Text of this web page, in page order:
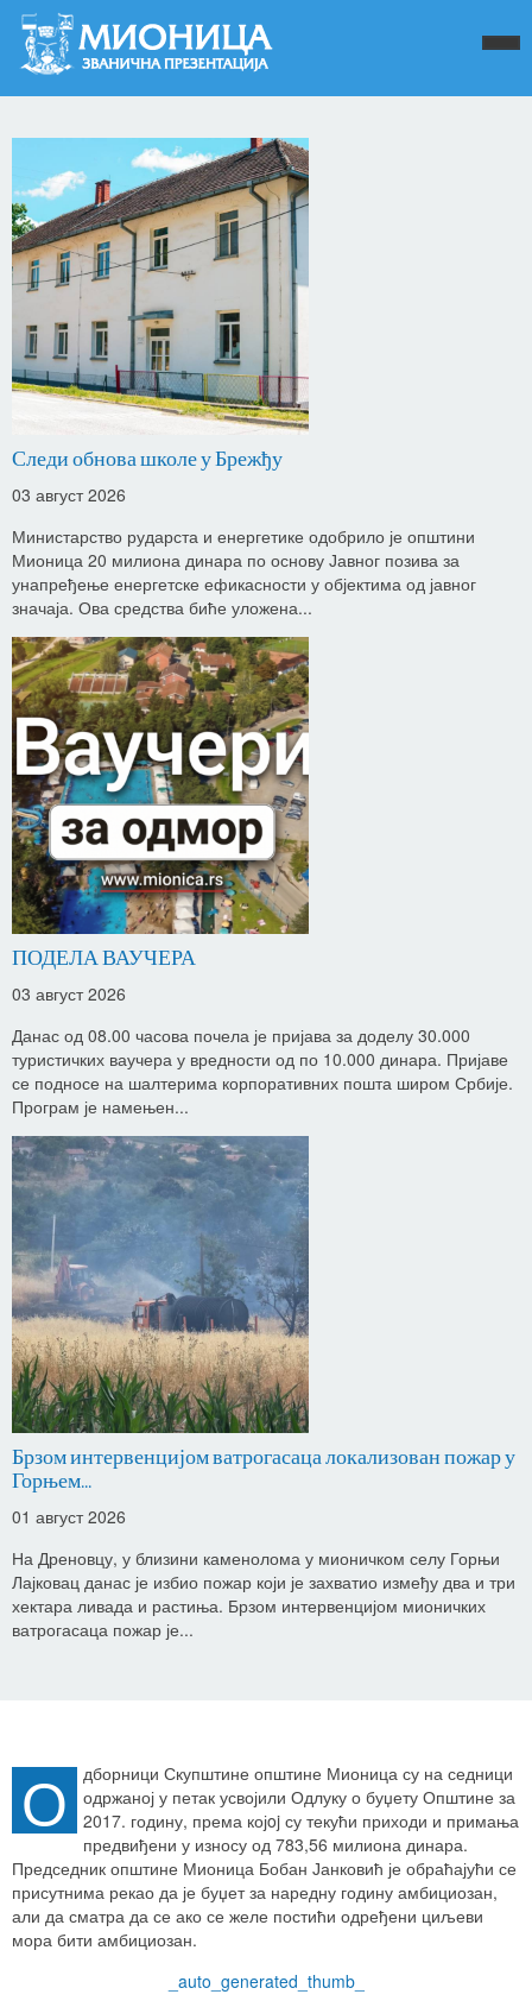
Следи обнова школе у Брежђу
03 август 2026
Министарство рударста и енергетике одобрило је општини
Мионица 20 милиона динара по основу Јавног позива за
унапређење енергетске ефикасности у објектима од јавног
значаја. Ова средства биће уложена...
ПОДЕЛА ВАУЧЕРА
03 август 2026
Данас од 08.00 часова почела је пријава за доделу 30.000
туристичких ваучера у вредности од по 10.000 динара. Пријаве
се подносе на шалтерима корпоративних пошта широм Србије.
Програм је намењен...
Брзом интервенцијом ватрогасаца локализован пожар у
Горњем...
01 август 2026
На Дреновцу, у близини каменолома у мионичком селу Горњи
Лајковац данас је избио пожар који је захватио између два и три
хектара ливада и растиња. Брзом интервенцијом мионичких
ватрогасаца пожар је...
О
дборници Скупштине општине Мионица су на седници
одржаној у петак усвојили Одлуку о буџету Општине за
2017. годину, према којoj су текући приходи и примања
предвиђени у износу од 783,56 милиона динара.
Председник општине Мионица Бобан Јанковић је обраћајући се
присутнима рекао да је буџет за наредну годину амбициозан,
али да сматра да се ако се желе постићи одређени циљеви
мора бити амбициозан.
_auto_generated_thumb_